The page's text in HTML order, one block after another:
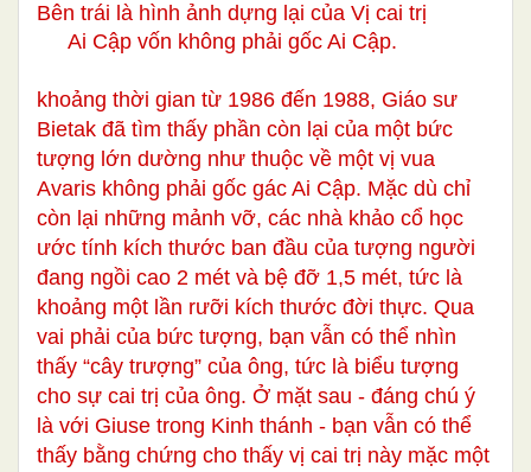
Bên trái là hình ảnh dựng lại của Vị cai trị
Ai Cập vốn không phải gốc Ai Cập.
khoảng thời gian từ 1986 đến 1988, Giáo sư
Bietak đã tìm thấy phần còn lại của một bức
tượng lớn dường như thuộc về một vị vua
Avaris không phải gốc gác Ai Cập. Mặc dù chỉ
còn lại những mảnh vỡ, các nhà khảo cổ học
ước tính kích thước ban đầu của tượng người
đang ngồi cao 2 mét và bệ đỡ 1,5 mét, tức là
khoảng một lần rưỡi kích thước đời thực. Qua
vai phải của bức tượng, bạn vẫn có thể nhìn
thấy “cây trượng” của ông, tức là biểu tượng
cho sự cai trị của ông. Ở mặt sau - đáng chú ý
là với Giuse trong Kinh thánh - bạn vẫn có thể
thấy bằng chứng cho thấy vị cai trị này mặc một